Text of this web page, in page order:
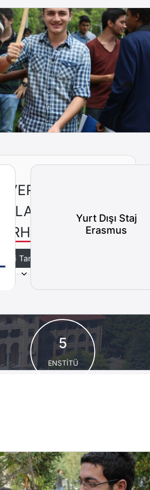
Bizi Tanıyın
Yurt Dışı Staj
Erasmus
5
ENSTİTÜ